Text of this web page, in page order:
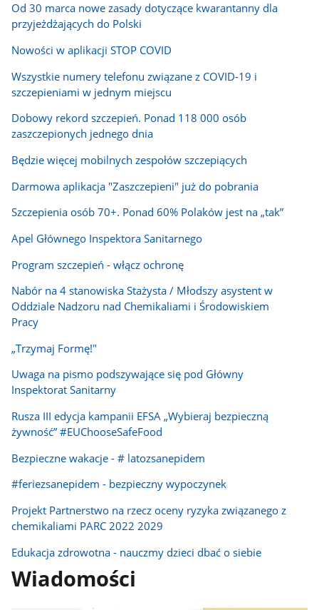
Od 30 marca nowe zasady dotyczące kwarantanny dla
przyjeżdżających do Polski
Nowości w aplikacji STOP COVID
Wszystkie numery telefonu związane z COVID-19 i
szczepieniami w jednym miejscu
Dobowy rekord szczepień. Ponad 118 000 osób
zaszczepionych jednego dnia
Będzie więcej mobilnych zespołów szczepiących
Darmowa aplikacja "Zaszczepieni" już do pobrania
Szczepienia osób 70+. Ponad 60% Polaków jest na „tak”
Apel Głównego Inspektora Sanitarnego
Program szczepień - włącz ochronę
Nabór na 4 stanowiska Stażysta / Młodszy asystent w
Oddziale Nadzoru nad Chemikaliami i Środowiskiem
Pracy
„Trzymaj Formę!"
Uwaga na pismo podszywające się pod Główny
Inspektorat Sanitarny
Rusza III edycja kampanii EFSA „Wybieraj bezpieczną
żywność” #EUChooseSafeFood
Bezpieczne wakacje - # latozsanepidem
#feriezsanepidem - bezpieczny wypoczynek
Projekt Partnerstwo na rzecz oceny ryzyka związanego z
chemikaliami PARC 2022 2029
Edukacja zdrowotna - nauczmy dzieci dbać o siebie
Wiadomości